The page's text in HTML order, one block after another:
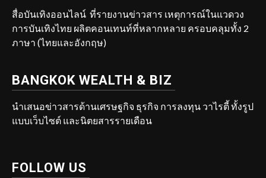
สื่อบันเทิงออนไลน์ ที่รายงานข่าวสาร เหตุการณ์ในแวดวง
การบันเทิงไทย ผลิตคอนเทนท์ที่หลากหลาย ครอบคลุมทั้ง 2
ภาษา (ไทยและอังกฤษ)
BANGKOK WEALTH & BIZ
นำเสนอข่าวสารด้านเศรษฐกิจ ธุรกิจ การลงทุน วาไรตี้ ทั้งรูป
แบบเว็บไซต์ และนิตยสารรายเดือน
FOLLOW US